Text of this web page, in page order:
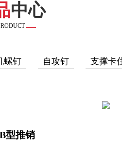
中心
螺钉 自攻钉 支撑卡
型推销